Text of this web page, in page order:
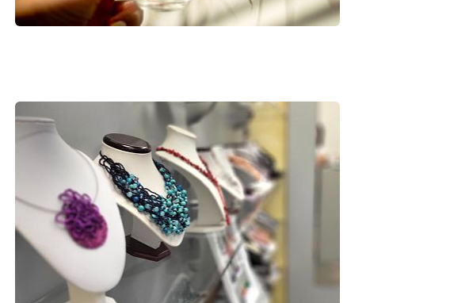
blagovnih znamk in so njihova alternativa. Imena teh
parfumov so last določenih blagovnih znamk in nam
služijo zgolj in samo kot identifikacija točenih
parfumov.
Preberite več